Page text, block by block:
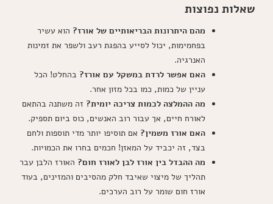
שאלות נפוצות
מהם היתרונות הבריאותיים של אורז? הוא עשיר
בפחמימות, יכול לסייע בהפגת רעב ולשפר את זמינות
האנרגיה.
האם אפשר לרדת במשקל עם אורז? בהחלט! הכל
עניין של כמות, כמו בכל מזון אחר.
מה ההמלצה לכמות צריכה יומית? זה משתנה בהתאם
לאורח חיים, אך עבור רוב האנשים, כוס ביום תספיק.
האם אורז משמין? אם תוסיפו יותר מדי תוספות ולחם
בצד, זה יכביד על המאזן! חכמים בחרו את הכמויות.
מה ההבדל בין אורז לבן לאורז חום? האורז הלבן עבר
תהליך של מיצוי שאיבד חלק מהסיבים והמזינים, בעוד
אורז חום שומר על רוב הערכים.